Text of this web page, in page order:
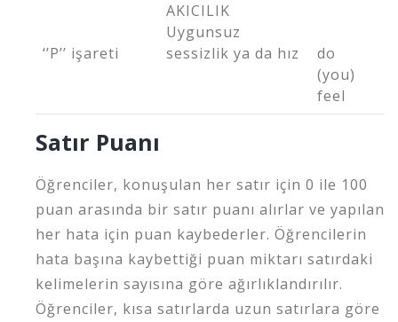
‘’P’’ işareti
AKICILIK
Uygunsuz
sessizlik ya da hız
do
(you)
feel
Satır Puanı
Öğrenciler, konuşulan her satır için 0 ile 100
puan arasında bir satır puanı alırlar ve yapılan
her hata için puan kaybederler. Öğrencilerin
hata başına kaybettiği puan miktarı satırdaki
kelimelerin sayısına göre ağırlıklandırılır.
Öğrenciler, kısa satırlarda uzun satırlara göre